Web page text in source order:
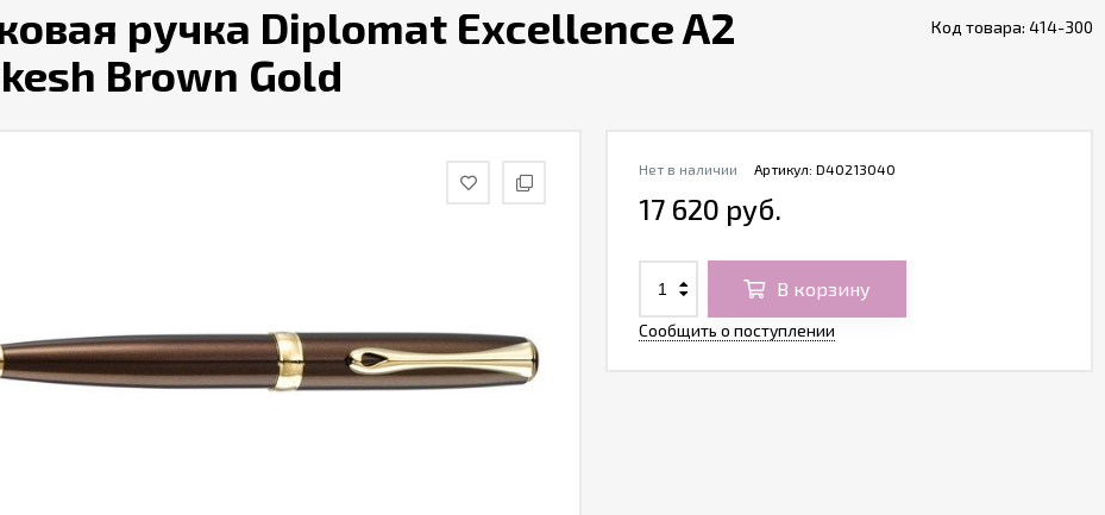
ручка Diplomat Excellence A2
Brown Gold
Код товара: 414-300
Артикул:D40213040
Нет в наличии
17 620 руб.
В корзину
Сообщить о поступлении